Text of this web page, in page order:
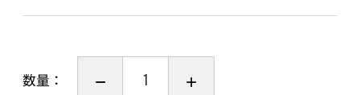
数量：